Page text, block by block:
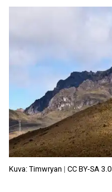
Kuva: Timwryan | CC BY-SA 3.0